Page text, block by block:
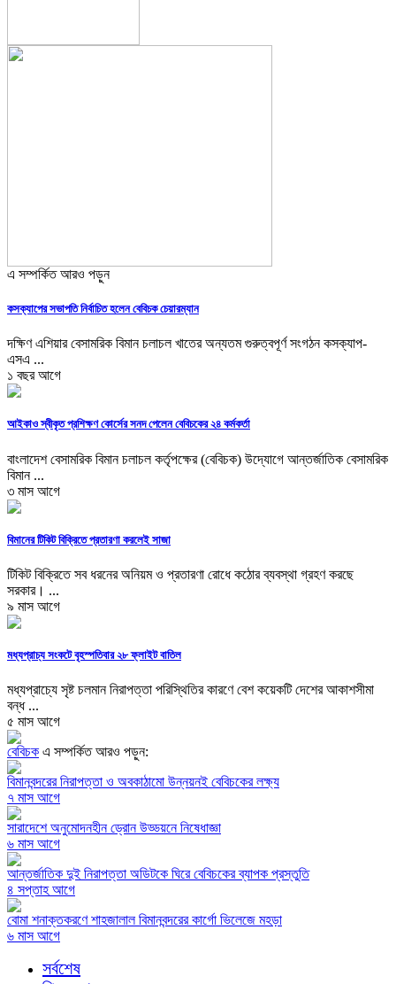
এ সম্পর্কিত আরও পড়ুন
কসক্যাপের সভাপতি নির্বাচিত হলেন বেবিচক চেয়ারম্যান
দক্ষিণ এশিয়ার বেসামরিক বিমান চলাচল খাতের অন্যতম গুরুত্বপূর্ণ সংগঠন কসক্যাপ-
এসএ ...
১ বছর আগে
আইকাও স্বীকৃত প্রশিক্ষণ কোর্সের সনদ পেলেন বেবিচকের ২৪ কর্মকর্তা
বাংলাদেশ বেসামরিক বিমান চলাচল কর্তৃপক্ষের (বেবিচক) উদ্যোগে আন্তর্জাতিক বেসামরিক
বিমান ...
৩ মাস আগে
বিমানের টিকিট বিক্রিতে প্রতারণা করলেই সাজা
টিকিট বিক্রিতে সব ধরনের অনিয়ম ও প্রতারণা রোধে কঠোর ব্যবস্থা গ্রহণ করছে
সরকার। ...
৯ মাস আগে
মধ্যপ্রাচ্য সংকটে বৃহস্পতিবার ২৮ ফ্লাইট বাতিল
মধ্যপ্রাচ্যে সৃষ্ট চলমান নিরাপত্তা পরিস্থিতির কারণে বেশ কয়েকটি দেশের আকাশসীমা
বন্ধ ...
৫ মাস আগে
বেবিচক এ সম্পর্কিত আরও পড়ুন:
বিমানবন্দরের নিরাপত্তা ও অবকাঠামো উন্নয়নই বেবিচকের লক্ষ্য
৭ মাস আগে
সারাদেশে অনুমোদনহীন ড্রোন উড্ডয়নে নিষেধাজ্ঞা
৬ মাস আগে
আন্তর্জাতিক দুই নিরাপত্তা অডিটকে ঘিরে বেবিচকের ব্যাপক প্রস্তুতি
৪ সপ্তাহ আগে
বোমা শনাক্তকরণে শাহজালাল বিমানবন্দরের কার্গো ভিলেজে মহড়া
৬ মাস আগে
সর্বশেষ